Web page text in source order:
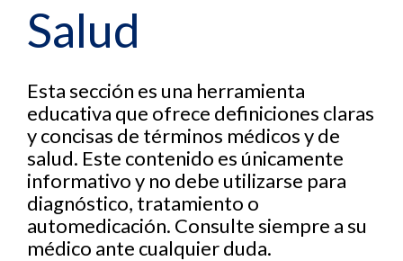
Salud
Esta sección es una herramienta
educativa que ofrece definiciones claras
y concisas de términos médicos y de
salud. Este contenido es únicamente
informativo y no debe utilizarse para
diagnóstico, tratamiento o
automedicación. Consulte siempre a su
médico ante cualquier duda.